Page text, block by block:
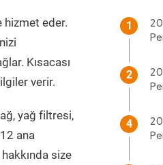
hizmet eder.
Kısacası
verir.
yağ filtresi,
ana
size
1
2
4